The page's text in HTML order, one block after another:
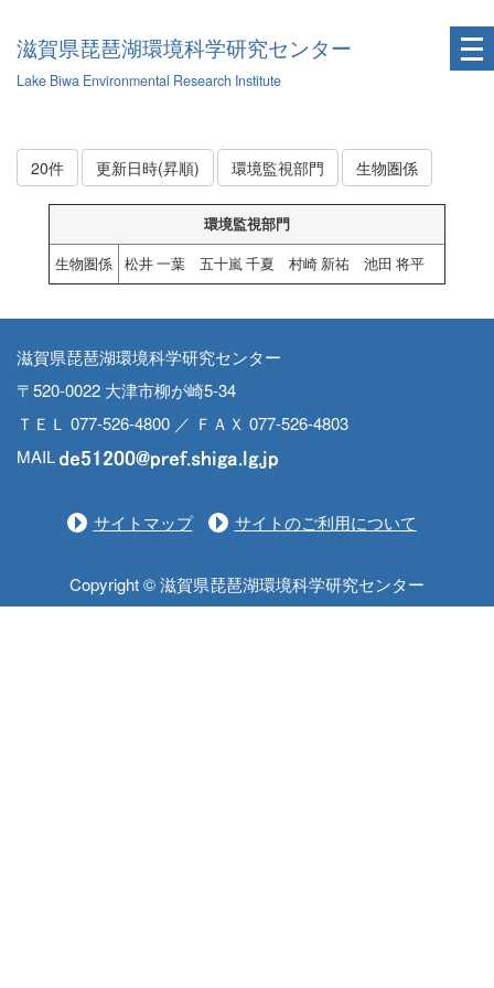
滋賀県琵琶湖環境科学研究センター
Lake Biwa Environmental Research Institute
20件 更新日時(昇順) 環境監視部門 生物圏係
環境監視部門
生物圏係
松井 一葉 五十嵐 千夏 村崎 新祐 池田 将平
滋賀県琵琶湖環境科学研究センター
〒520-0022 大津市柳が崎5-34
ＴＥＬ 077-526-4800 ／ ＦＡＸ 077-526-4803
MAIL
サイトマップ サイトのご利用について
Copyright © 滋賀県琵琶湖環境科学研究センター